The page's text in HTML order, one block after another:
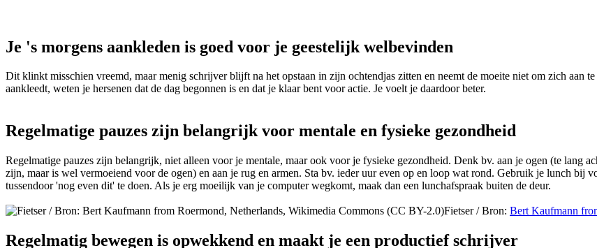
Je 's morgens aankleden is goed voor je geestelijk welbevinden
Dit klinkt misschien vreemd, maar menig schrijver blijft na het opstaan in zijn ochtendjas zitten en neemt de moeite niet om zich aan
aankleedt, weten je hersenen dat de dag begonnen is en dat je klaar bent voor actie. Je voelt je daardoor beter.
Regelmatige pauzes zijn belangrijk voor mentale en fysieke gezondheid
Regelmatige pauzes zijn belangrijk, niet alleen voor je mentale, maar ook voor je fysieke gezondheid. Denk bv. aan je ogen (te lang
zijn, maar is wel vermoeiend voor de ogen) en aan je rug en armen. Sta bv. ieder uur even op en loop wat rond. Gebruik je lunch
tussendoor 'nog even dit' te doen. Als je erg moeilijk van je computer wegkomt, maak dan een lunchafspraak buiten de deur.
Fietser /Bron: Bert Kaufmann
Regelmatig bewegen is opwekkend en maakt je een productief schrijver